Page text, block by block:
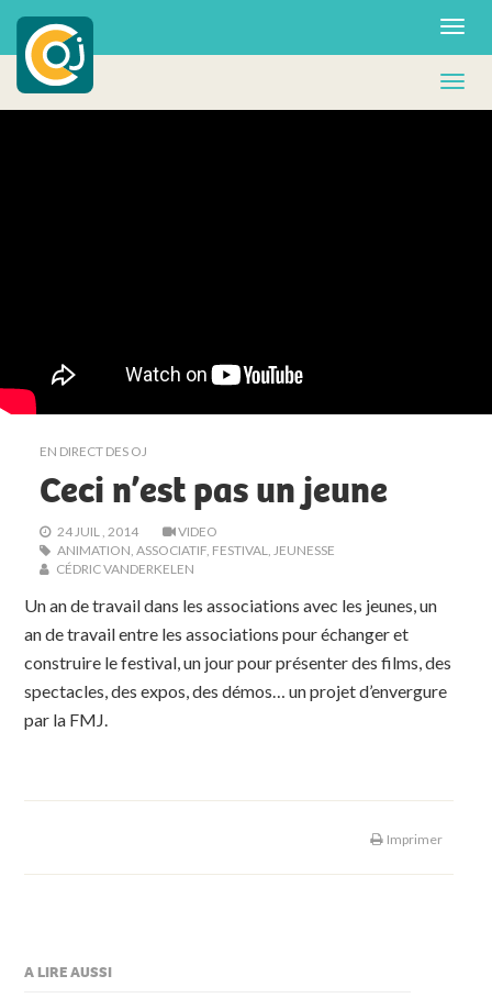
EN DIRECT DES OJ
Ceci n’est pas un jeune
24 JUIL , 2014
VIDEO
ANIMATION ASSOCIATIF, FESTIVAL
JEUNESSE
CÉDRIC VANDERKELEN
Un an de travail dans les associations avec les jeunes, un
an de travail entre les associations pour échanger et
construire le festival, un jour pour présenter des films, des
spectacles, des expos, des démos… un projet d’envergure
par la FMJ.
Imprimer
A LIRE AUSSI